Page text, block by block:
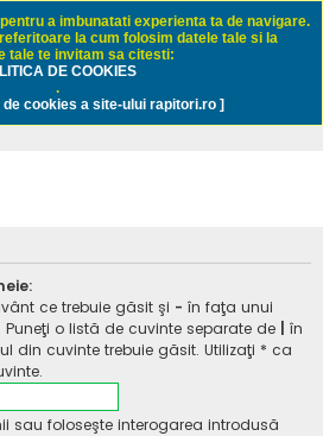
- Pescuit sportiv
ce trebuie găsit şi - în faţa unui
o listă de cuvinte separate de
în
din cuvinte trebuie găsit. Utilizaţi * ca
sau foloseşte interogarea introdusă
a imbunatati experienta ta de navigare.
la cum folosim datele tale si la
tale te invitam sa citesti:
DE COOKIES
.
cookies a site-ului rapitori.ro ]